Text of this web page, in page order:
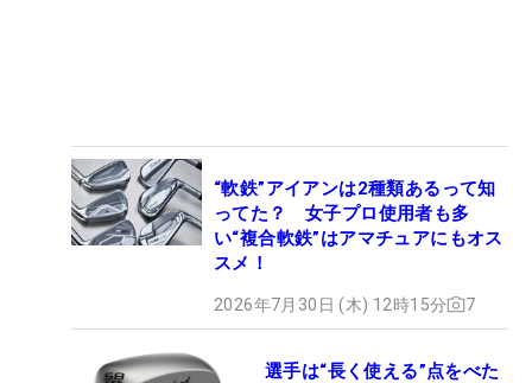
“軟鉄”アイアンは2種類あるって知
ってた？ 女子プロ使用者も多
い“複合軟鉄”はアマチュアにもオス
スメ！
2026年7月30日 (木) 12時15分 7
選手は“長く使える”点をべた